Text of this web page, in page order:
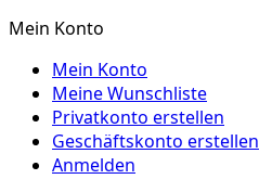
Mein Konto
Mein Konto
Meine Wunschliste
Privatkonto erstellen
Geschäftskonto erstellen
Anmelden